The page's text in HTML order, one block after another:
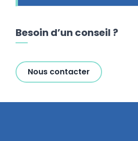
Besoin d’un conseil ?
Nous contacter